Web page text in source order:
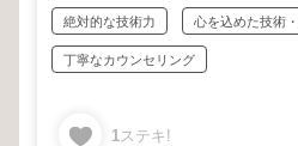
絶対的な技術力 心を込めた技術
丁寧なカウンセリング
1ステキ!